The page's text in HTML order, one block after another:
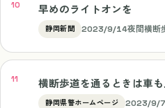
早めのライトオンを
静岡新聞 2023/9/14夜間横断
横断歩道を通るときは車も
静岡県警ホームページ 2023/9/